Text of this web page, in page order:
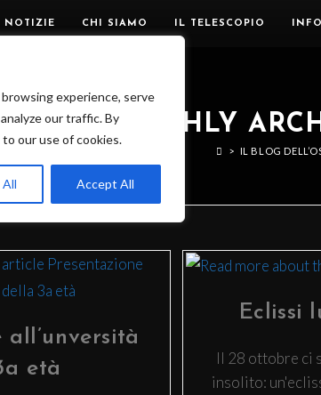
experience, serve
our traffic. By
our use of cookies.
Accept All
NOTIZIE CHI SIAMO IL TELESCOPIO
MONTHLY
> IL BLOG
all’unversità
età
Eclissi
Il 28 ottobre ci
insolito: